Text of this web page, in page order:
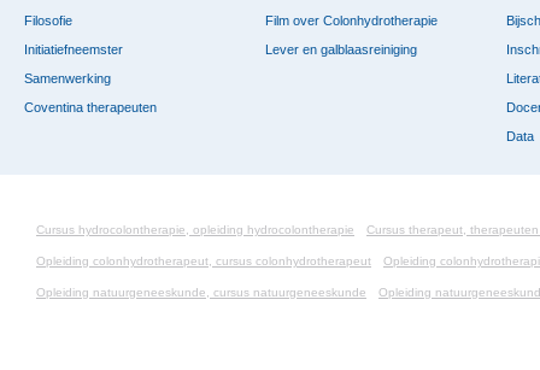
Cursus hydrocolontherapie, opleiding hydrocolontherapie Cursus therapeut,
Opleiding colonhydrotherapeut, cursus colonhydrotherapeut Opleiding
Opleiding natuurgeneeskunde, cursus natuurgeneeskunde Opleiding
Filosofie
Initiatiefneemster
Samenwerking
Coventina therapeuten
Film over Colonhydrotherapie
Lever en galblaasreiniging
Data